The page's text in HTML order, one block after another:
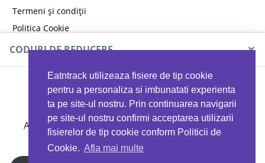
Eatntrack utilizeaza fisiere de tip cookie
pentru a personaliza si imbunatati experienta
ta pe site-ul nostru. Prin continuarea navigarii
pe site-ul nostru confirmi acceptarea utilizarii
fisierelor de tip cookie conform Politicii de
Cookie. Afla mai multe
Termeni și condiții
Politica Cookie
Politica de confidențialitate
CODURI DE REDUCERE ×
MYPROTEIN
Ai 40%reducere la orice comandă folosind codul
EATTRACK